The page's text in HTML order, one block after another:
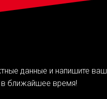
данные и напишите ваш
ближайшее время!